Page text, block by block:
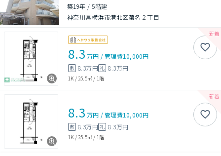
築19年 /5階建
神奈川県横浜市港北区菊名２丁目
8.3 万円 /管理費10,000円
敷 8.3万円礼 8.3万円
1K /25.5㎡ / 1階
8.3 万円 /管理費10,000円
敷 8.3万円礼 8.3万円
1K / 25.5㎡ / 1階